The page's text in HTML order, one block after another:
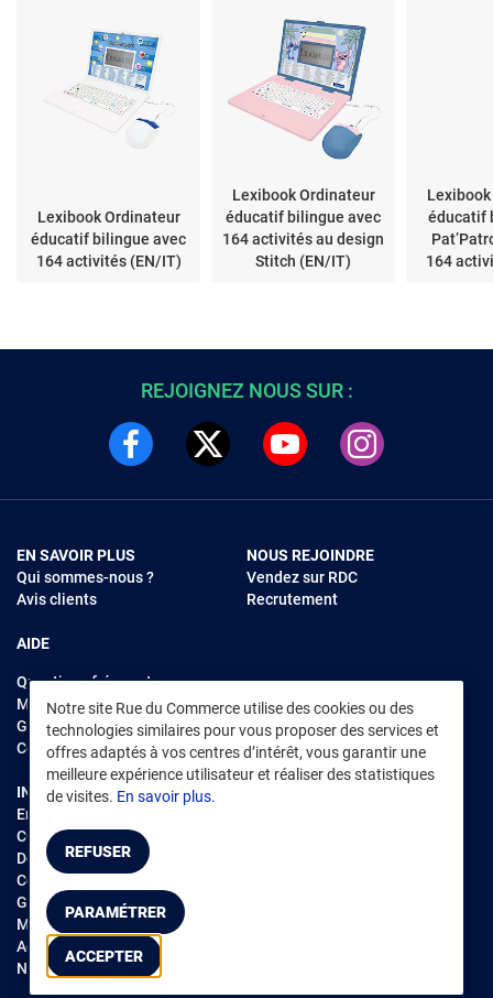
Lexibook Ordinateur
éducatif bilingue avec
164 activités (EN/IT)
Lexibook Ordinateur
éducatif bilingue avec
164 activités au design
Stitch (EN/IT)
éducatif
164
Notre site Rue du Commerce utilise des cookies ou des
technologies similaires pour vous proposer des services et
offres adaptés à vos centres d’intérêt, vous garantir une
meilleure expérience utilisateur et réaliser des statistiques
de visites. En savoir plus.
REFUSER
PARAMÉTRER
ACCEPTER
REJOIGNEZ NOUS SUR :
EN SAVOIR PLUS
Qui sommes-nous ?
Avis clients
AIDE
Questions fréquentes
Modes de règlements
Garantie et retours
Contacter Rue du Commerce
NOUS REJOINDRE
Vendez sur RDC
Recrutement
INFORMATIONS LÉGALES
Environnement
CGV /CGU Marketplace
Données personnelles
Cookies
Gérer mes cookies
Mentions légales
Accessibilité : non conforme
Notice d'accessibilité